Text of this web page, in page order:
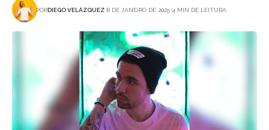
PORDIEGO VELÁZQUEZ 8 DE JANEIRO DE 2025 4 MIN DE LEITURA